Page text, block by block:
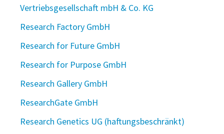
Vertriebsgesellschaft mbH & Co. KG
Research Factory GmbH
Research for Future GmbH
Research for Purpose GmbH
Research Gallery GmbH
ResearchGate GmbH
Research Genetics UG (haftungsbeschränkt)